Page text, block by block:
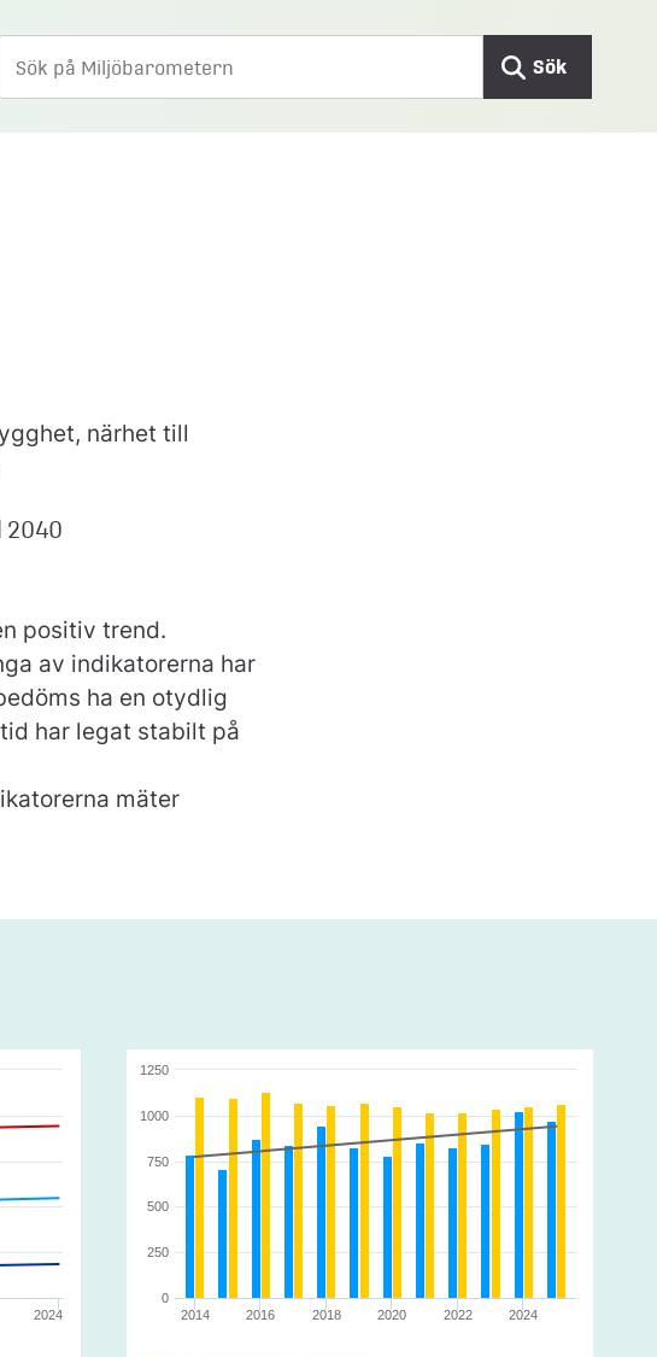
Sök
närhet till
2040
positiv trend.
av indikatorerna har
ha en otydlig
har legat stabilt på
mäter
2024 2014 2016 2018 2020 2022 2024
0
250
500
750
1000
1250